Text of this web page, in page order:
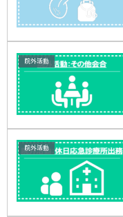
院外活動
院外活動